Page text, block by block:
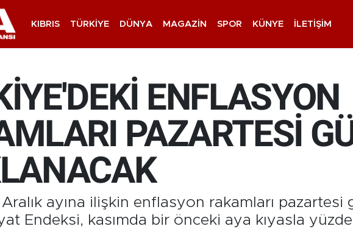
KIBRIS TÜRKIYE DÜNYA MAGAZIN SPOR KÜNYE İLETIŞIM
ENFLASYON
PAZARTESİ
ayına ilişkin enflasyon rakamları pazartesi
Endeksi, kasımda bir önceki aya kıyasla